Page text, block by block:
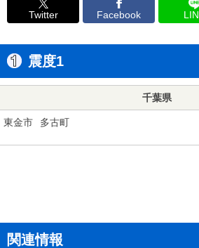
Twitter Facebook
震度1
千葉県
東金市 多古町
関連情報